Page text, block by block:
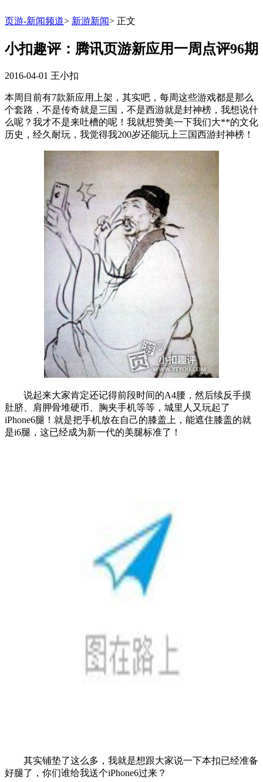
页游-新闻频道> 新游新闻> 正文
小扣趣评：腾讯页游新应用一周点评96期
2016-04-01 王小扣
本周目前有7款新应用上架，其实吧，每周这些游戏都是那么
个套路，不是传奇就是三国，不是西游就是封神榜，我想说什
么呢？我才不是来吐槽的呢！我就想赞美一下我们大**的文化
历史，经久耐玩，我觉得我200岁还能玩上三国西游封神榜！
说起来大家肯定还记得前段时间的A4腰，然后续反手摸
肚脐、肩胛骨堆硬币、胸夹手机等等，城里人又玩起了
iPhone6腿！就是把手机放在自己的膝盖上，能遮住膝盖的就
是i6腿，这已经成为新一代的美腿标准了！
其实铺垫了这么多，我就是想跟大家说一下本扣已经准备
好腿了，你们谁给我送个iPhone6过来？